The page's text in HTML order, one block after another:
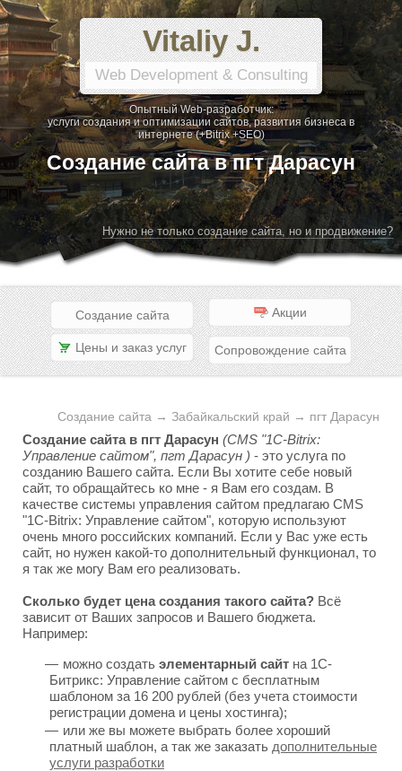
Vitaliy J.
Web Development & Consulting
Опытный Web-разработчик:
услуги создания и оптимизации сайтов, развития бизнеса в
интернете (+Bitrix +SEO)
Создание сайта в пгт Дарасун
Нужно не только создание сайта, но и продвижение?
Создание сайта Акции
Цены и заказ услуг Сопровождение сайта
Создание сайта → Забайкальский край → пгт Дарасун
Создание сайта в пгт Дарасун (CMS "1C-Bitrix:
Управление сайтом", пгт Дарасун ) - это услуга по
созданию Вашего сайта. Если Вы хотите себе новый
сайт, то обращайтесь ко мне - я Вам его создам. В
качестве системы управления сайтом предлагаю CMS
"1C-Bitrix: Управление сайтом", которую используют
очень много российских компаний. Если у Вас уже есть
сайт, но нужен какой-то дополнительный функционал, то
я так же могу Вам его реализовать.
Сколько будет цена создания такого сайта? Всё
зависит от Ваших запросов и Вашего бюджета.
Например:
можно создать элементарный сайт на 1С-
Битрикс: Управление сайтом с бесплатным
шаблоном за 16 200 рублей (без учета стоимости
регистрации домена и цены хостинга);
или же вы можете выбрать более хороший
платный шаблон, а так же заказать дополнительные
услуги разработки